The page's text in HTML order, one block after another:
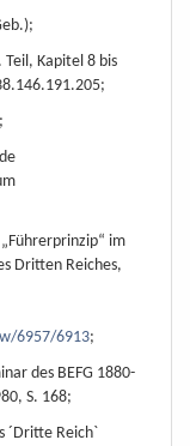
Teil, Kapitel 8 bis
im
Dritten Reiches,
6957/6913;
des BEFG 1880-
S. 168;
´Dritte Reich`